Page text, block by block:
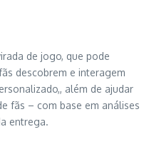
de jogo, que pode
descobrem e interagem
além de ajudar
fãs – com base em análises
entrega.